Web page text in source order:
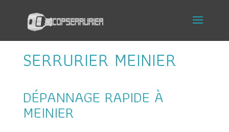
SERRURIER MEINIER
DÉPANNAGE RAPIDE À
MEINIER